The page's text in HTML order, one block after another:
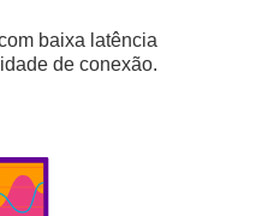
baixa latência
de conexão.